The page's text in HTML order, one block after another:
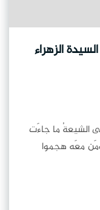
الزهراء
الشيعةُ ما جاءَت
ومَن معَه هجموا